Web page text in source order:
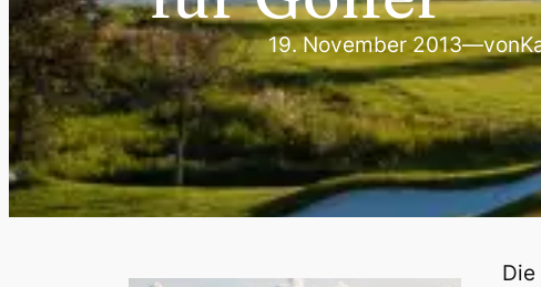
19. November 2013—von